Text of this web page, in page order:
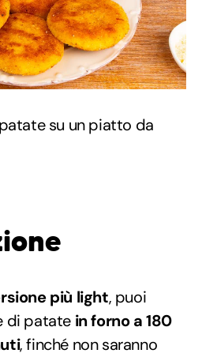
su un piatto da
più light, puoi
di patate in forno a 180
, finché non saranno